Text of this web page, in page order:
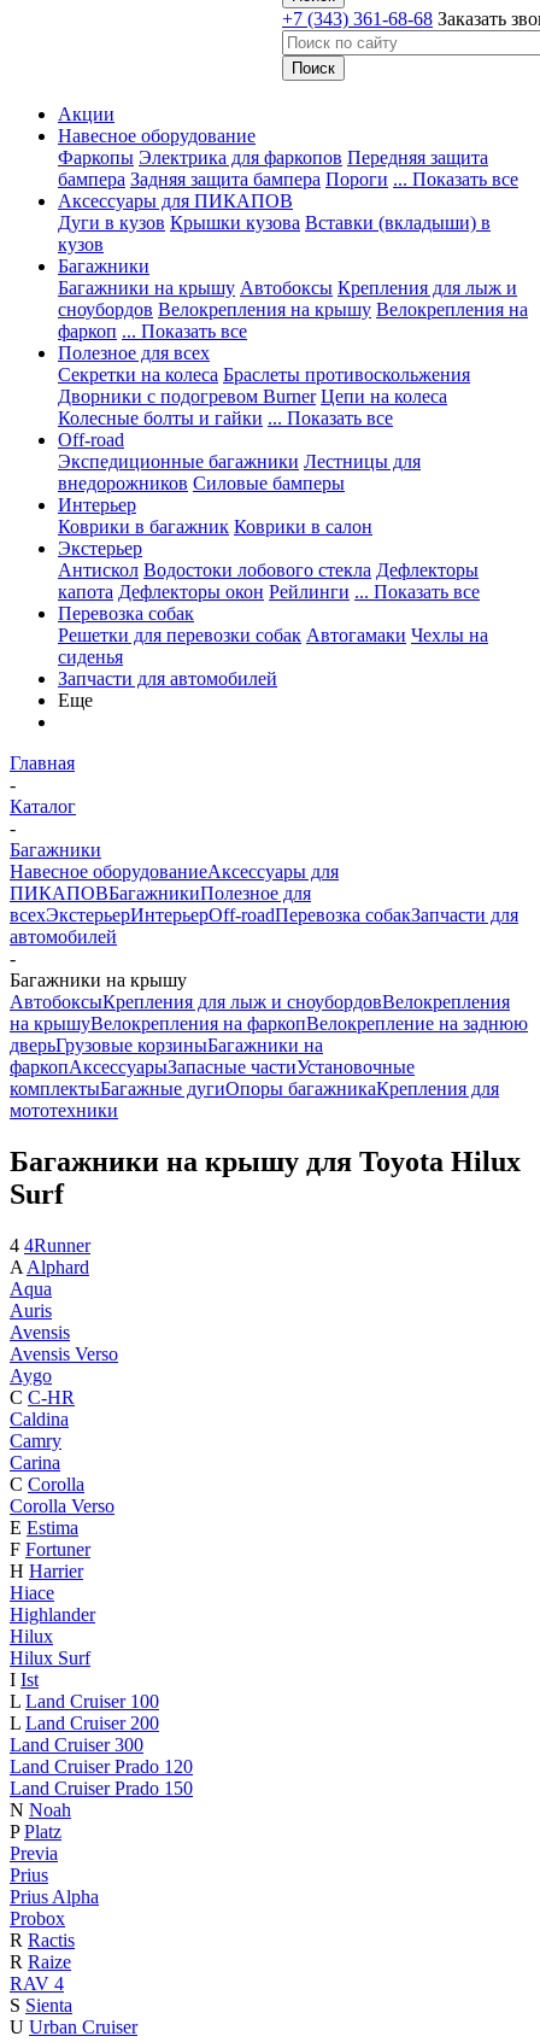
+7 (343) 361-68-68 Заказать
Акции
Навесное оборудование
Фаркопы Электрика для фаркопов Передняя защита
бампера Задняя защита бампера Пороги ... Показать все
Аксессуары для ПИКАПОВ
Дуги в кузов Крышки кузова Вставки (вкладыши) в
кузов
Багажники
Багажники на крышу Автобоксы Крепления для лыж и
сноубордов Велокрепления на крышу Велокрепления на
фаркоп ... Показать все
Полезное для всех
Секретки на колеса Браслеты противоскольжения
Дворники с подогревом Burner Цепи на колеса
Колесные болты и гайки ... Показать все
Off-road
Экспедиционные багажники Лестницы для
внедорожников Силовые бамперы
Интерьер
Коврики в багажник Коврики в салон
Экстерьер
Антискол Водостоки лобового стекла Дефлекторы
капота Дефлекторы окон Рейлинги ... Показать все
Перевозка собак
Решетки для перевозки собак Автогамаки Чехлы на
сиденья
Запчасти для автомобилей
Еще
Главная
-
Каталог
-
Багажники
Навесное оборудованиеАксессуары для
ПИКАПОВБагажникиПолезное для
всехЭкстерьерИнтерьерOff-roadПеревозка собакЗапчасти для
автомобилей
-
Багажники на крышу
АвтобоксыКрепления для лыж и сноубордовВелокрепления
на крышуВелокрепления на фаркопВелокрепление на заднюю
дверьГрузовые корзиныБагажники на
фаркопАксессуарыЗапасные частиУстановочные
комплектыБагажные дугиОпоры багажникаКрепления для
мототехники
Багажники на крышу для Toyota Hilux
Surf
4 4Runner
A Alphard
Aqua
Auris
Avensis
Avensis Verso
Aygo
C C-HR
Caldina
Camry
Carina
C Corolla
Corolla Verso
E Estima
F Fortuner
H Harrier
Hiace
Highlander
Hilux
Hilux Surf
I Ist
L Land Cruiser 100
L Land Cruiser 200
Land Cruiser 300
Land Cruiser Prado 120
Land Cruiser Prado 150
N Noah
P Platz
Previa
Prius
Prius Alpha
Probox
R Ractis
R Raize
RAV 4
S Sienta
U Urban Cruiser